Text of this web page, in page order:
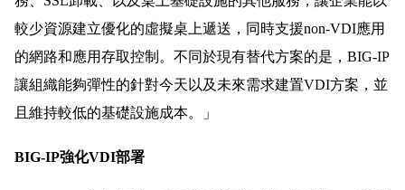
較少資源建立優化的虛擬桌上遞送，同時支援non-VDI應用
的網路和應用存取控制。不同於現有替代方案的是，BIG-IP
讓組織能夠彈性的針對今天以及未來需求建置VDI方案，並
且維持較低的基礎設施成本。」
BIG-IP強化VDI部署